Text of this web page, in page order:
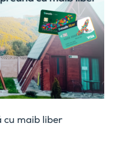
cu maib liber